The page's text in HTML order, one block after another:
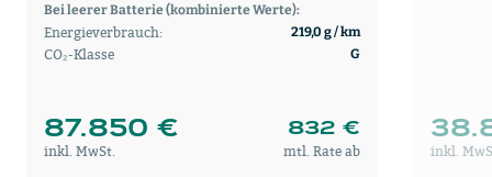
Bei leerer Batterie (kombinierte Werte):
Energieverbrauch: 219,0 g / km
CO₂-Klasse G
87.850 € 832 €
inkl. MwSt. mtl. Rate ab inkl.